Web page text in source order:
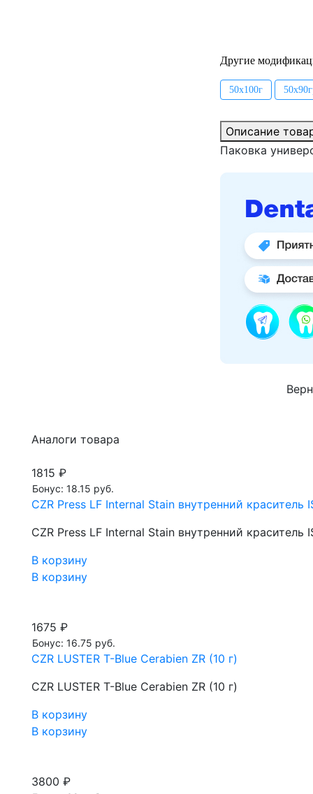
Другие
50x100г
Описание
Паковка
Аналоги товара
1815 ₽
Бонус: 18.15 руб.
CZR Press LF Internal Stain внутренний краситель
CZR Press LF Internal Stain внутренний краситель
В корзину
В корзину
1675 ₽
Бонус: 16.75 руб.
CZR LUSTER T-Blue Cerabien ZR (10 г)
CZR LUSTER T-Blue Cerabien ZR (10 г)
В корзину
В корзину
3800 ₽